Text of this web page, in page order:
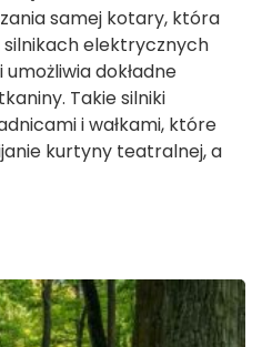
samej kotary, która
elektrycznych
dokładne
Takie silniki
i wałkami, które
kurtyny teatralnej, a